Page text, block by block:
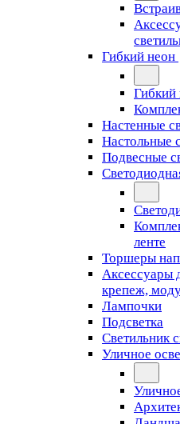
Гибкий неон
Гибкий
Настенные
Настольные
Подвесные
ленте
Торшеры
Аксессуары
крепеж,
Лампочки
Подсветка
Светильник
Уличное